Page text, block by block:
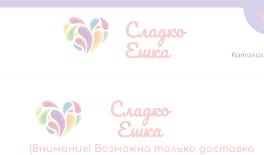
Сладко
Ешка Каталог
Сладко
Ешка
(Внимание! Возможна только доставка